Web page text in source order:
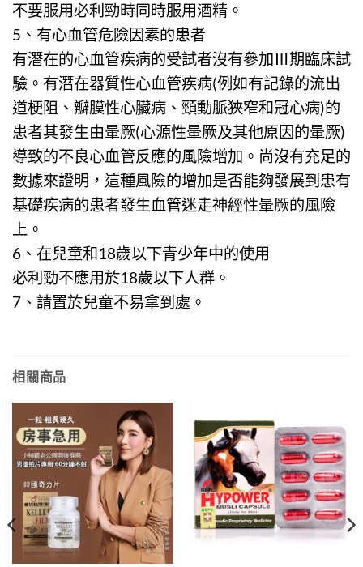
不要服用必利勁時同時服用酒精。
5、有心血管危險因素的患者
有潛在的心血管疾病的受試者沒有參加Ⅲ期臨床試
驗。有潛在器質性心血管疾病(例如有記錄的流出
道梗阻、瓣膜性心臟病、頸動脈狹窄和冠心病)的
患者其發生由暈厥(心源性暈厥及其他原因的暈厥)
導致的不良心血管反應的風險增加。尚沒有充足的
數據來證明，這種風險的增加是否能夠發展到患有
基礎疾病的患者發生血管迷走神經性暈厥的風險
上。
6、在兒童和18歲以下青少年中的使用
必利勁不應用於18歲以下人群。
7、請置於兒童不易拿到處。
相關商品